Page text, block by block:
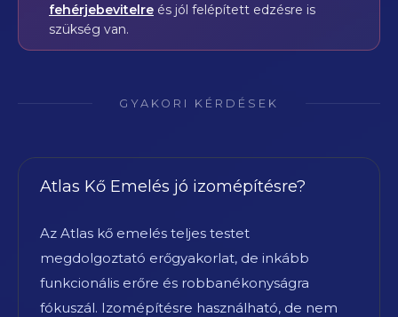
fehérjebevitelre és jól felépített edzésre is
szükség van.
GYAKORI KÉRDÉSEK
Atlas Kő Emelés jó izomépítésre?
Az Atlas kő emelés teljes testet
megdolgoztató erőgyakorlat, de inkább
funkcionális erőre és robbanékonyságra
fókuszál. Izomépítésre használható, de nem